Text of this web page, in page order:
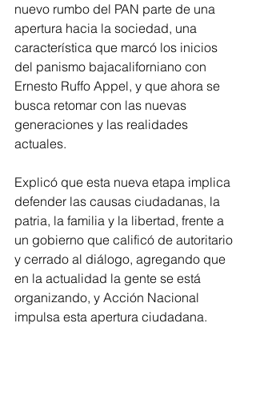
nuevo rumbo del PAN parte de una
apertura hacia la sociedad, una
característica que marcó los inicios
del panismo bajacaliforniano con
Ernesto Ruffo Appel, y que ahora se
busca retomar con las nuevas
generaciones y las realidades
actuales.
Explicó que esta nueva etapa implica
defender las causas ciudadanas, la
patria, la familia y la libertad, frente a
un gobierno que calificó de autoritario
y cerrado al diálogo, agregando que
en la actualidad la gente se está
organizando, y Acción Nacional
impulsa esta apertura ciudadana.